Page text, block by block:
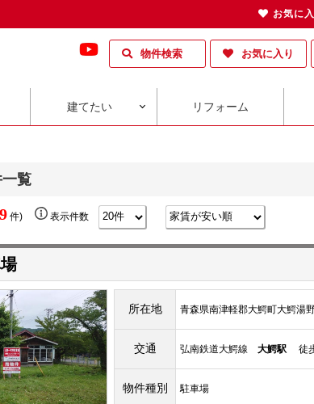
物件検索 お気に入り
建てたい リフォーム
覧
件) 表示件数
所在地 青森県南津軽郡大鰐町大鰐湯
交通 弘南鉄道大鰐線 大鰐駅 徒
物件種別 駐車場
お気に